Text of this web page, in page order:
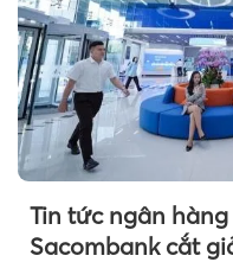
Tin tức ngân
Sacombank cắt